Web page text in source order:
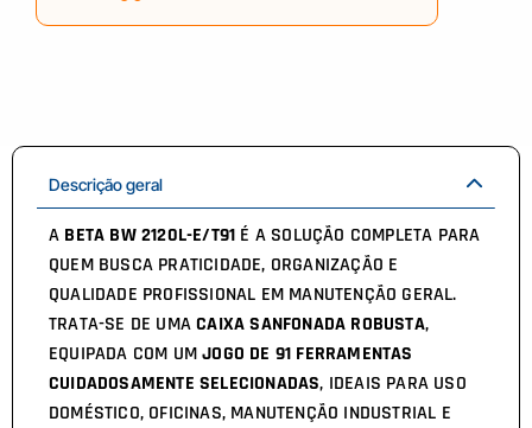
Descrição geral
A BETA BW 2120L-E/T91 É A SOLUÇÃO COMPLETA PARA
QUEM BUSCA PRATICIDADE, ORGANIZAÇÃO E
QUALIDADE PROFISSIONAL EM MANUTENÇÃO GERAL.
TRATA-SE DE UMACAIXA SANFONADA ROBUSTA,
EQUIPADA COM UMJOGO DE 91 FERRAMENTAS
CUIDADOSAMENTE SELECIONADAS, IDEAIS PARA USO
DOMÉSTICO, OFICINAS, MANUTENÇÃO INDUSTRIAL E